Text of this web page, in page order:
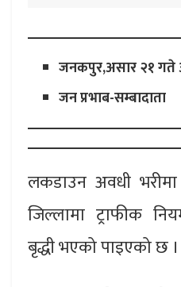
जनकपुर,असार २१ गते
जन प्रभाब-सम्बादाता
लकडाउन अवधी
जिल्लामा ट्राफीक
बृद्धी भएको पाइएको छ ।